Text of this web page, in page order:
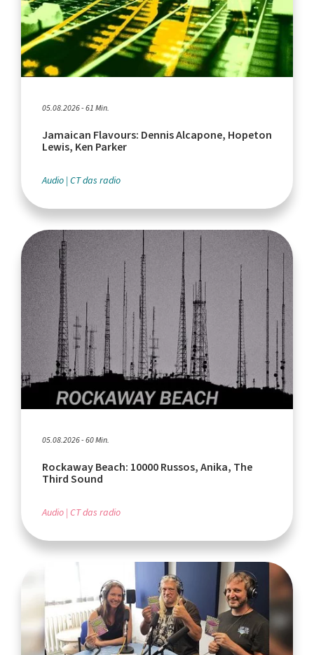
05.08.2026 - 61 Min.
Jamaican Flavours: Dennis Alcapone, Hopeton
Lewis, Ken Parker
Audio CT das radio
05.08.2026 - 60 Min.
Rockaway Beach: 10000 Russos, Anika, The
Third Sound
Audio CT das radio